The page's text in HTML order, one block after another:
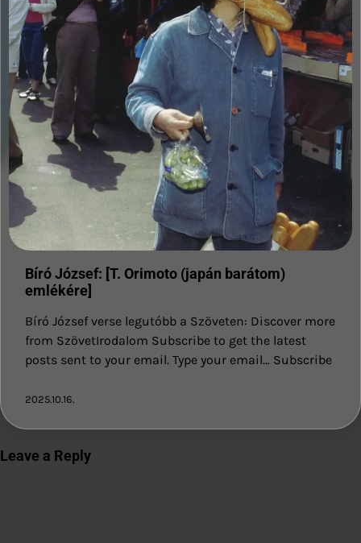
Bíró József: [T. Orimoto (japán barátom)
emlékére]
Bíró József verse legutóbb a Szöveten: Discover more
from SzövetIrodalom Subscribe to get the latest
posts sent to your email. Type your email… Subscribe
2025.10.16.
Leave a Reply